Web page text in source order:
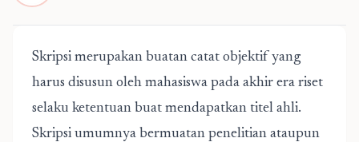
Skripsi merupakan buatan catat objektif yang
harus disusun oleh mahasiswa pada akhir era riset
selaku ketentuan buat mendapatkan titel ahli.
Skripsi umumnya bermuatan penelitian ataupun